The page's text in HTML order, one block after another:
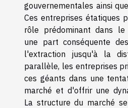
gouvernementales ainsi
Ces entreprises étatiques
rôle prédominant dans le
une part conséquente
l'extraction jusqu'à la
parallèle, les entreprises
ces géants dans une
marché et d'offrir une
La structure du marché